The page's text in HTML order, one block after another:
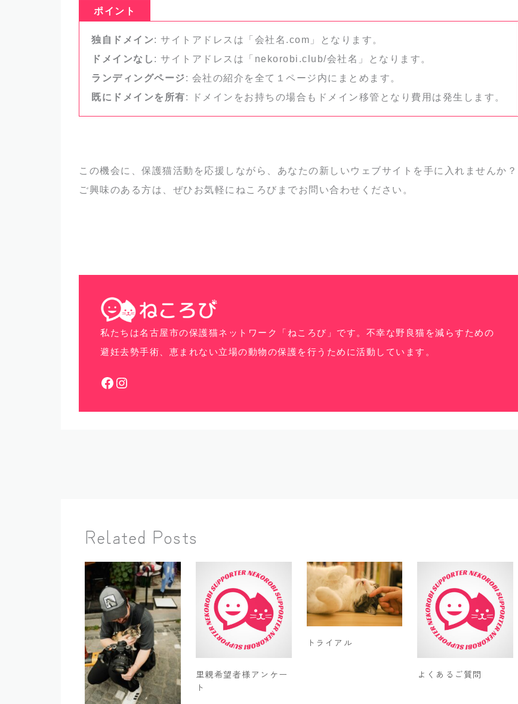
ポイント
独自ドメイン: サイトアドレスは「会社名.com」となります。
ドメインなし : サイトアドレスは「nekorobi.club/会社名」となります。
ランディングページ: 会社の紹介を全て１ページ内にまとめます。
既にドメインを所有: ドメインをお持ちの場合もドメイン移管となり費用は発生します。
この機会に、保護猫活動を応援しながら、あなたの新しいウェブサイトを手に入れませんか？
ご興味のある方は、ぜひお気軽にねころびまでお問い合わせください。
私たちは名古屋市の保護猫ネットワーク「ねころび」です。不幸な野良猫を減らすための
避妊去勢手術、恵まれない立場の動物の保護を行うために活動しています。
Related Posts
里親希望者様アンケー
ト
トライアル
よくあるご質問